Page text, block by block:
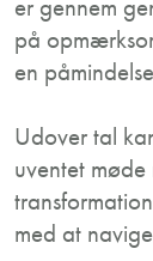
er gennem
på
en
Udover tal
uventet
med at